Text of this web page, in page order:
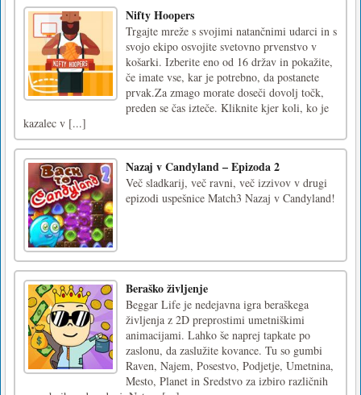
Nifty Hoopers
Trgajte mreže s svojimi natančnimi udarci in s
svojo ekipo osvojite svetovno prvenstvo v
košarki. Izberite eno od 16 držav in pokažite,
če imate vse, kar je potrebno, da postanete
prvak.Za zmago morate doseči dovolj točk,
preden se čas izteče. Kliknite kjer koli, ko je
kazalec v [...]
Nazaj v Candyland – Epizoda 2
Več sladkarij, več ravni, več izzivov v drugi
epizodi uspešnice Match3 Nazaj v Candyland!
Beraško življenje
Beggar Life je nedejavna igra beraškega
življenja z 2D preprostimi umetniškimi
animacijami. Lahko še naprej tapkate po
zaslonu, da zaslužite kovance. Tu so gumbi
Raven, Najem, Posestvo, Podjetje, Umetnina,
Mesto, Planet in Sredstvo za izbiro različnih